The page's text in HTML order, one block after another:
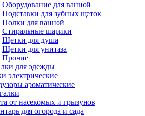
Оборудование для ванной
Подставки для зубных щеток
Полки для ванной
Стиральные шарики
Щетки для душа
Щетки для унитаза
Прочие
для одежды
электрические
ароматические
от насекомых и грызунов
для огорода и сада